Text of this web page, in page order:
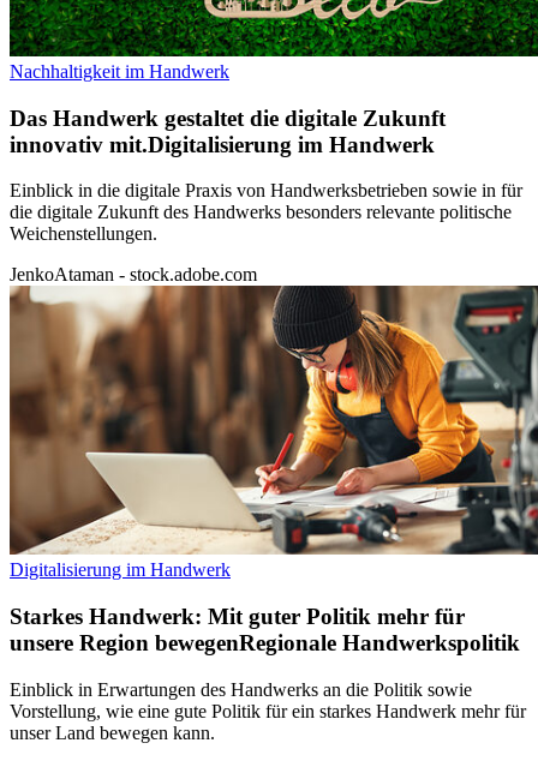
Nachhaltigkeit im Handwerk
Das Handwerk gestaltet die digitale Zukunft
innovativ mit.Digitalisierung im Handwerk
Einblick in die digitale Praxis von Handwerksbetrieben sowie in für
die digitale Zukunft des Handwerks besonders relevante politische
Weichenstellungen.
JenkoAtaman - stock.adobe.com
Digitalisierung im Handwerk
Starkes Handwerk: Mit guter Politik mehr für
unsere Region bewegenRegionale Handwerkspolitik
Einblick in Erwartungen des Handwerks an die Politik sowie
Vorstellung, wie eine gute Politik für ein starkes Handwerk mehr für
unser Land bewegen kann.